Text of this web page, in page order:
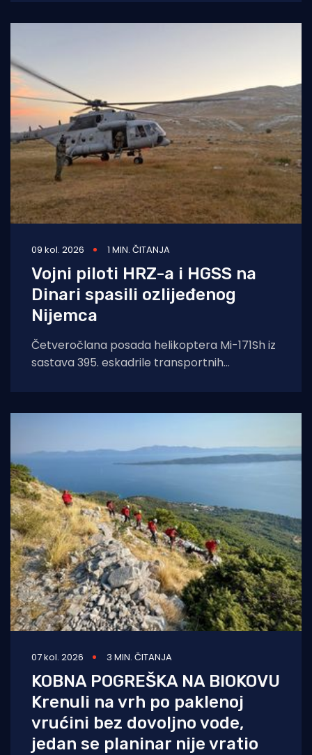
09 kol. 2026 1 MIN. ČITANJA
Vojni piloti HRZ-a i HGSS na
Dinari spasili ozlijeđenog
Nijemca
Četveročlana posada helikoptera Mi-171Sh iz
sastava 395. eskadrile transportnih
07 kol. 2026 3 MIN. ČITANJA
KOBNA POGREŠKA NA BIOKOVU
Krenuli na vrh po paklenoj
vrućini bez dovoljno vode,
jedan se planinar nije vratio